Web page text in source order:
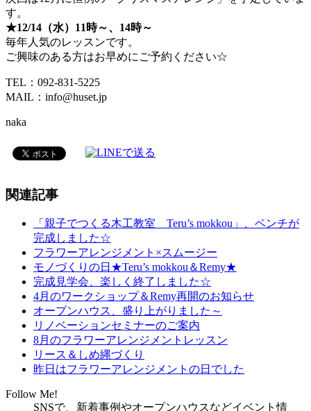
す。
★12/14（水）11時～、14時～
毎年人気のレッスンです。
ご興味のある方はお早めにご予約ください☆
TEL：092-831-5225
MAIL：info@huset.jp
naka
関連記事
「親子でつくる木工教室 Teru’s mokkou」、ベンチが
完成しました☆
フラワーアレンジメント×スムージー
モノづくりの日★Teru’s mokkou＆Remy★
完成見学会、楽しく終了しました☆
4月のワークショップ＆Remy再開のお知らせ
オープンハウス、盛り上がりました～
リノベーションセミナーのご案内
8月のフラワーアレンジメントレッスン
リース＆しめ縄づくり
昨日はフラワーアレンジメントの日でした
Follow Me!
SNSで、新着事例やオープンハウスなどイベント情